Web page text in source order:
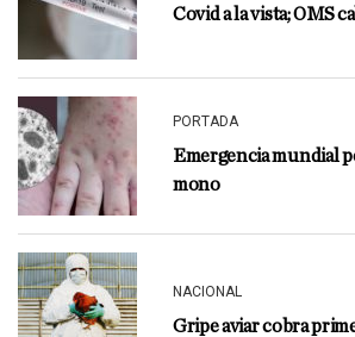
Covid a la vista; OMS
PORTADA
Emergencia mundial
mono
NACIONAL
Gripe aviar cobra